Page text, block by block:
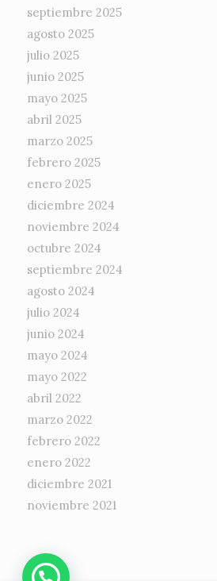
septiembre 2025
agosto 2025
julio 2025
junio 2025
mayo 2025
abril 2025
marzo 2025
febrero 2025
enero 2025
diciembre 2024
noviembre 2024
octubre 2024
septiembre 2024
agosto 2024
julio 2024
junio 2024
mayo 2024
mayo 2022
abril 2022
marzo 2022
febrero 2022
enero 2022
diciembre 2021
noviembre 2021